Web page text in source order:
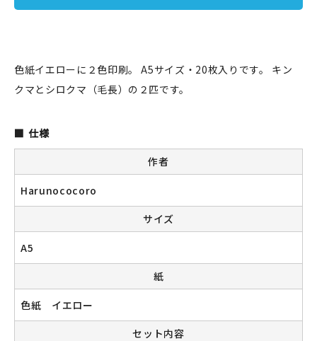
台湾グッズ
イベント・ワークショップ
おしらせ
色紙イエローに２色印刷。 A5サイズ・20枚入りです。 キン
クマとシロクマ（毛長）の２匹です。
仕様
作者
Harunococoro
サイズ
A5
紙
色紙 イエロー
セット内容